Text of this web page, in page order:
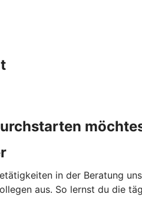
in der Beratung
aus. So lernst du die